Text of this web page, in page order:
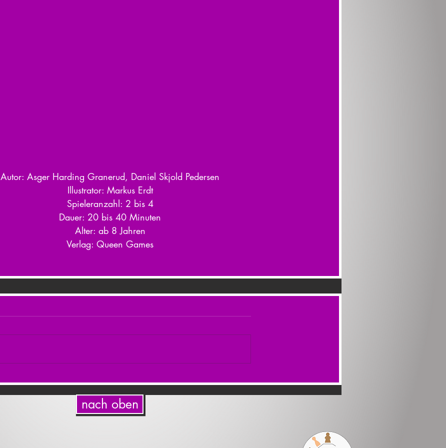
Autor: Asger Harding Granerud, Daniel Skjold Pedersen
Illustrator: Markus Erdt
Spieleranzahl: 2 bis 4
Dauer: 20 bis 40 Minuten
Alter: ab 8 Jahren
Verlag: Queen Games
nach oben